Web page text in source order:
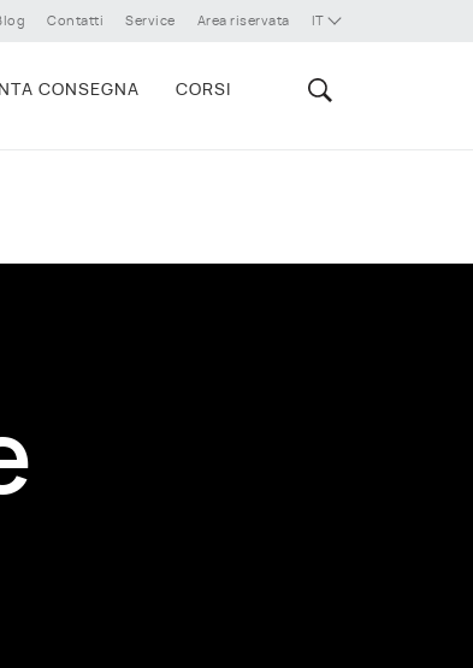
Contatti Service Area riservata IT
CONSEGNA CORSI